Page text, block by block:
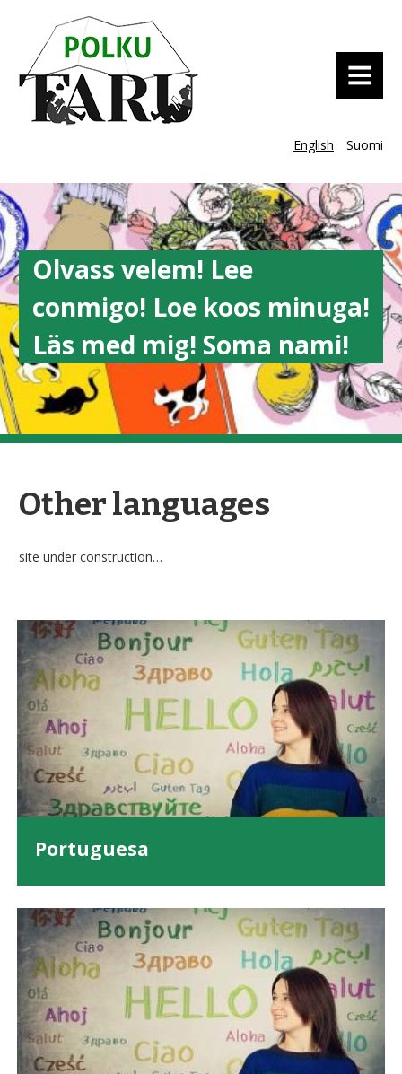
MENU
English Suomi
Olvass velem! Lee
conmigo! Loe koos minuga!
Läs med mig! Soma nami!
Other languages
site under construction…
Portuguesa